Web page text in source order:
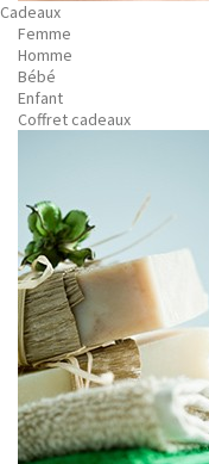
Cadeaux
Femme
Homme
Bébé
Enfant
Coffret cadeaux